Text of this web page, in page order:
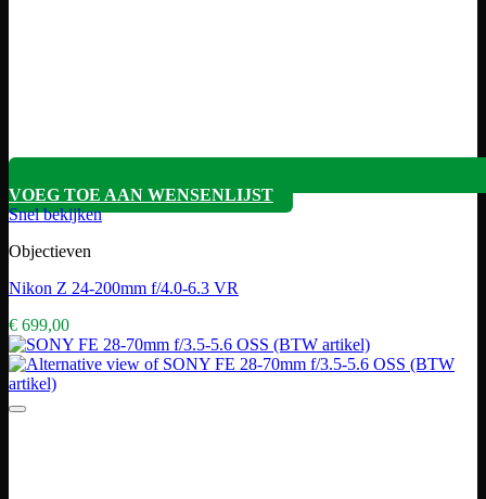
VOEG TOE AAN WENSENLIJST
Snel bekijken
Objectieven
Nikon Z 24-200mm f/4.0-6.3 VR
€ 699,00